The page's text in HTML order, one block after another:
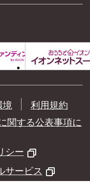
境
利用規約
関する公表事項に
シー
サービス